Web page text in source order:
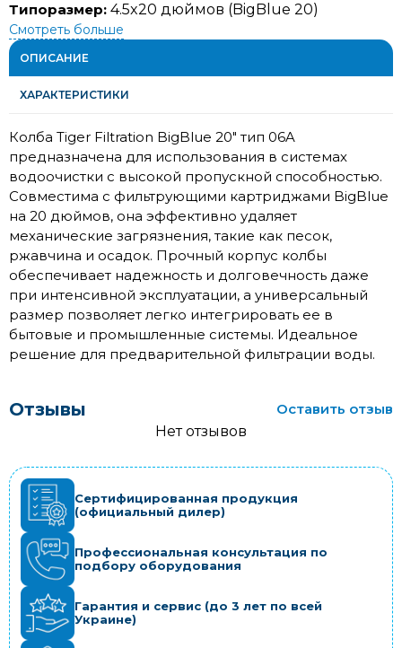
Типоразмер: 4.5x20 дюймов (BigBlue 20)
Смотреть больше
ОПИСАНИЕ
ХАРАКТЕРИСТИКИ
Колба Tiger Filtration BigBlue 20" тип 06A
предназначена для использования в системах
водоочистки с высокой пропускной способностью.
Совместима с фильтрующими картриджами BigBlue
на 20 дюймов, она эффективно удаляет
механические загрязнения, такие как песок,
ржавчина и осадок. Прочный корпус колбы
обеспечивает надежность и долговечность даже
при интенсивной эксплуатации, а универсальный
размер позволяет легко интегрировать ее в
бытовые и промышленные системы. Идеальное
решение для предварительной фильтрации воды.
Отзывы
Оставить отзыв
Нет отзывов
Сертифицированная продукция
(официальный дилер)
Профессиональная консультация по
подбору оборудования
Гарантия и сервис (до 3 лет по всей
Украине)